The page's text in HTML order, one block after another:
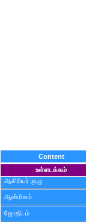
Content
உள்ளடக்கம்
ஆசிரியர் குழு
ஆன்மிகம்
ஜோதிடம்